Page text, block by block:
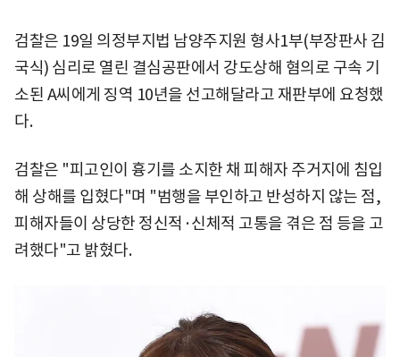
검찰은 19일 의정부지법 남양주지원 형사1부(부장판사 김
국식) 심리로 열린 결심공판에서 강도상해 혐의로 구속 기
소된 A씨에게 징역 10년을 선고해달라고 재판부에 요청했
다.
검찰은 "피고인이 흉기를 소지한 채 피해자 주거지에 침입
해 상해를 입혔다"며 "범행을 부인하고 반성하지 않는 점,
피해자들이 상당한 정신적·신체적 고통을 겪은 점 등을 고
려했다"고 밝혔다.